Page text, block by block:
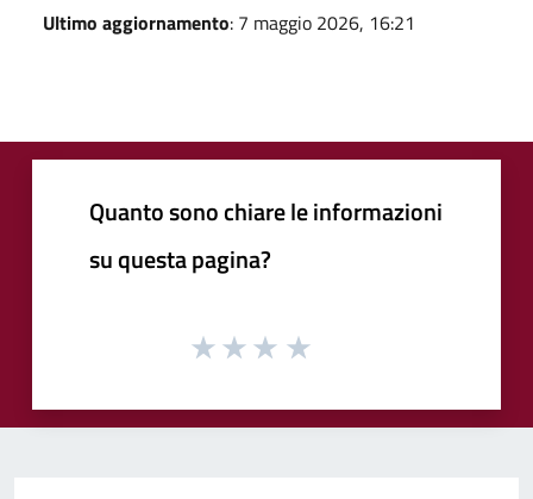
Ultimo aggiornamento: 7 maggio 2026, 16:21
Quanto sono chiare le informazioni
su questa pagina?